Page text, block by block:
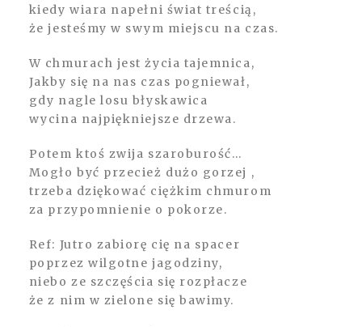
kiedy wiara napełni świat treścią,
że jesteśmy w swym miejscu na czas.
W chmurach jest życia tajemnica,
Jakby się na nas czas pogniewał,
gdy nagle losu błyskawica
wycina najpiękniejsze drzewa.
Potem ktoś zwija szaroburość…
Mogło być przecież dużo gorzej ,
trzeba dziękować ciężkim chmurom
za przypomnienie o pokorze.
Ref: Jutro zabiorę cię na spacer
poprzez wilgotne jagodziny,
niebo ze szczęścia się rozpłacze
że z nim w zielone się bawimy.